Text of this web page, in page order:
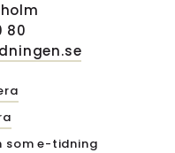
80
som e-tidning